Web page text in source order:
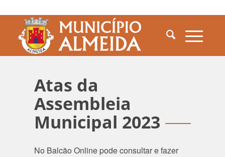
Atas da
Assembleia
Municipal 2023
No Balcão Online pode consultar e fazer